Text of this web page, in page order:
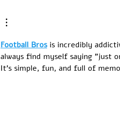
Football Bros is incredibly
always find myself saying "just
It's simple, fun, and full of